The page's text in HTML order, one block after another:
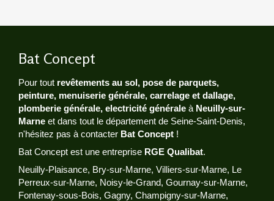
Bat Concept
Pour tout revêtements au sol, pose de parquets,
peinture, menuiserie générale, carrelage et dallage,
plomberie générale, electricité générale à Neuilly-sur-
Marne et dans tout le département de Seine-Saint-Denis,
n'hésitez pas à contacter Bat Concept !
Bat Concept est une entreprise RGE Qualibat.
Neuilly-Plaisance, Bry-sur-Marne, Villiers-sur-Marne, Le
Perreux-sur-Marne, Noisy-le-Grand, Gournay-sur-Marne,
Fontenay-sous-Bois, Gagny, Champigny-sur-Marne,